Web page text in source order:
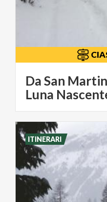
Da San
Luna
ITINERARI